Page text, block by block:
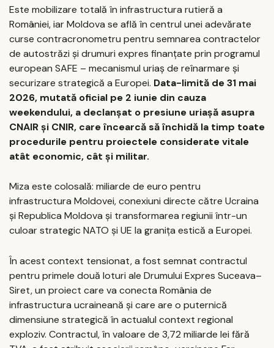
Este mobilizare totală în infrastructura rutieră a
României, iar Moldova se află în centrul unei adevărate
curse contracronometru pentru semnarea contractelor
de autostrăzi și drumuri expres finanțate prin programul
european SAFE – mecanismul uriaș de reînarmare și
securizare strategică a Europei. Data-limită de 31 mai
2026, mutată oficial pe 2 iunie din cauza
weekendului, a declanșat o presiune uriașă asupra
CNAIR și CNIR, care încearcă să închidă la timp toate
procedurile pentru proiectele considerate vitale
atât economic, cât și militar.
Miza este colosală: miliarde de euro pentru
infrastructura Moldovei, conexiuni directe către Ucraina
și Republica Moldova și transformarea regiunii într-un
culoar strategic NATO și UE la granița estică a Europei.
În acest context tensionat, a fost semnat contractul
pentru primele două loturi ale Drumului Expres Suceava–
Siret, un proiect care va conecta România de
infrastructura ucraineană și care are o puternică
dimensiune strategică în actualul context regional
exploziv. Contractul, în valoare de 3,72 miliarde lei fără